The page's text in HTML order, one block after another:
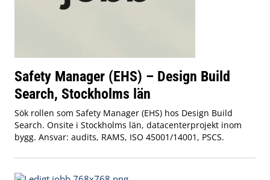
Safety Manager (EHS) – Design Build
Search, Stockholms län
Sök rollen som Safety Manager (EHS) hos Design Build
Search. Onsite i Stockholms län, datacenterprojekt inom
bygg. Ansvar: audits, RAMS, ISO 45001/14001, PSCS.